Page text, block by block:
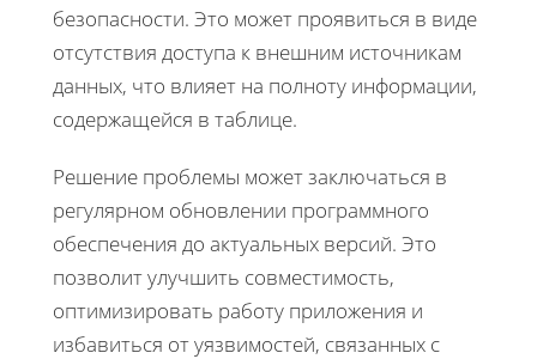
безопасности. Это может проявиться в виде
отсутствия доступа к внешним источникам
данных, что влияет на полноту информации,
содержащейся в таблице.
Решение проблемы может заключаться в
регулярном обновлении программного
обеспечения до актуальных версий. Это
позволит улучшить совместимость,
оптимизировать работу приложения и
избавиться от уязвимостей, связанных с